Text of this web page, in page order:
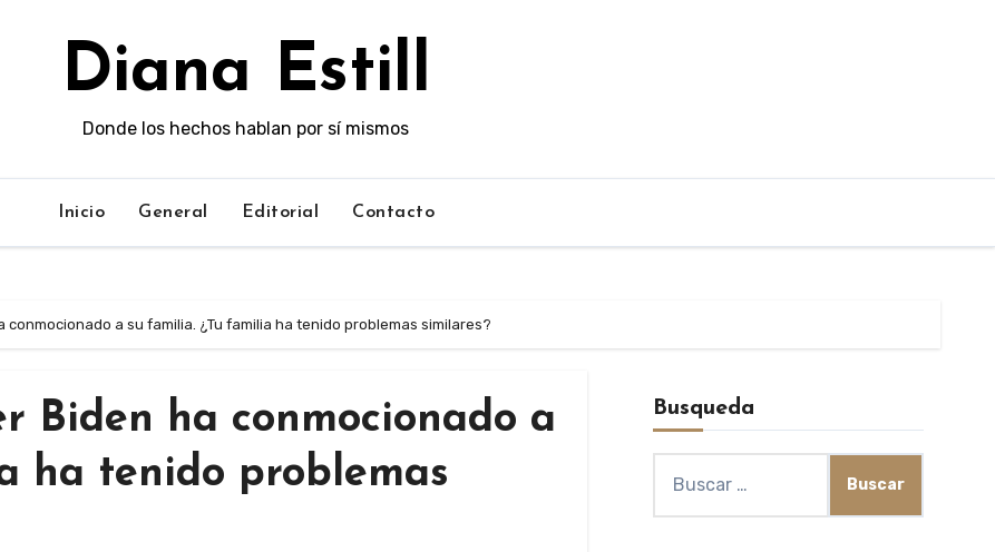
Diana Estill
Donde los hechos hablan por sí mismos
Inicio General Editorial Contacto
conmocionado a su familia. ¿Tu familia ha tenido problemas similares?
Biden ha conmocionado a
ha tenido problemas
Busqueda